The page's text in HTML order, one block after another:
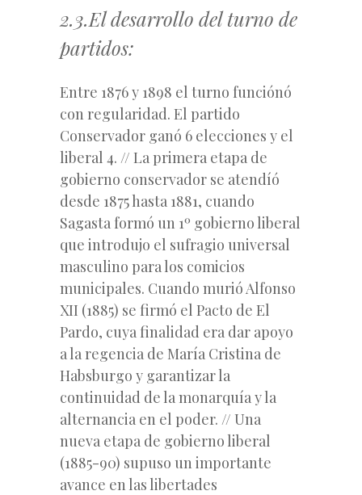
2.3.El desarrollo del turno de
partidos:
Entre 1876 y 1898 el turno funciónó
con regularidad. El partido
Conservador ganó 6 elecciones y el
liberal 4. // La primera etapa de
gobierno conservador se atendíó
desde 1875 hasta 1881, cuando
Sagasta formó un 1º gobierno liberal
que introdujo el sufragio universal
masculino para los comicios
municipales. Cuando murió Alfonso
XII (1885) se firmó el Pacto de El
Pardo, cuya finalidad era dar apoyo
a la regencia de María Cristina de
Habsburgo y garantizar la
continuidad de la monarquía y la
alternancia en el poder. // Una
nueva etapa de gobierno liberal
(1885-90) supuso un importante
avance en las libertades